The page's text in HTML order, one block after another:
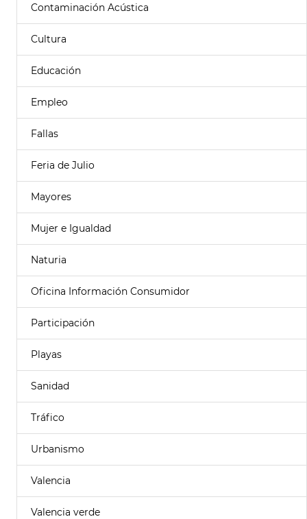
Contaminación Acústica
Cultura
Educación
Empleo
Fallas
Feria de Julio
Mayores
Mujer e Igualdad
Naturia
Oficina Información Consumidor
Participación
Playas
Sanidad
Tráfico
Urbanismo
Valencia
Valencia verde